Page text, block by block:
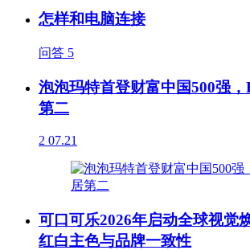
怎样和电脑连接
问答 5
泡泡玛特首登财富中国500强
第二
2 07.21
可口可乐2026年启动全球视觉
红白主色与品牌一致性